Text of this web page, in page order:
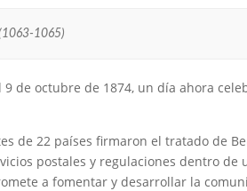
1065)
9 de octubre de 1874, un día ahora
de 22 países firmaron el tratado de
postales y regulaciones dentro
a fomentar y desarrollar la